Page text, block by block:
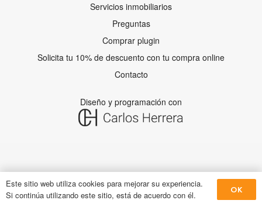
Servicios inmobiliarios
Preguntas
Comprar plugin
Solicita tu 10% de descuento con tu compra online
Contacto
Diseño y programación con
Este sitio web utiliza cookies para mejorar su experiencia.
Si continúa utilizando este sitio, está de acuerdo con él.
OK